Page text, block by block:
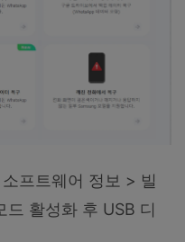
프트웨어 정보 > 빌
활성화 후 USB 디